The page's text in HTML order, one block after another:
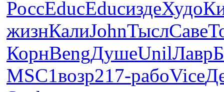
РоссEducEducиздеХудо
жизнКалиJohnТыслСаве
КорнBengДушеUnilЛавр
MSC1возр217-рабоVice